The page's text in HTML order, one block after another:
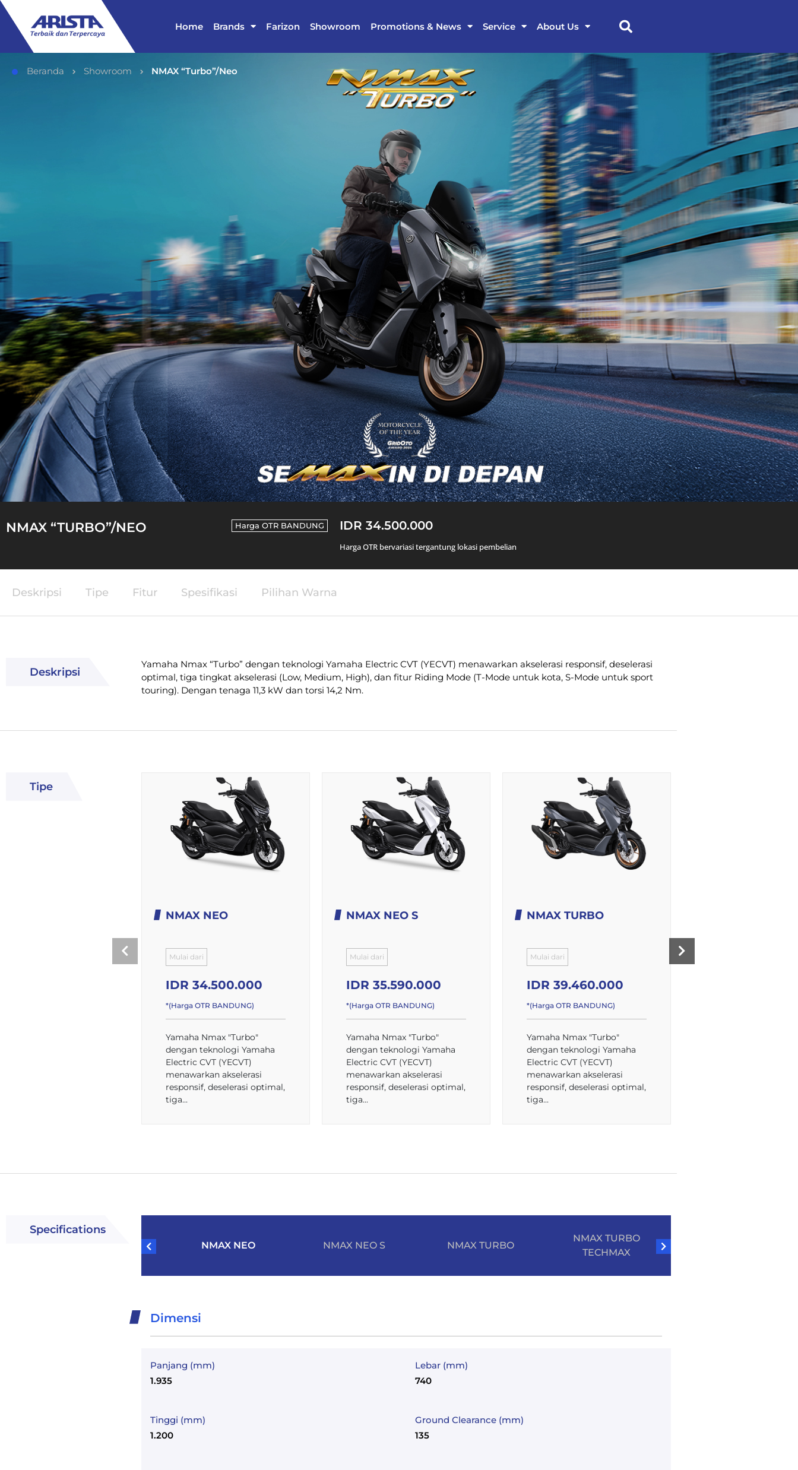
Home Brands Farizon Showroom Promotions & News Service About Us
Beranda Showroom NMAX “Turbo”/Neo
NMAX “TURBO”/NEO Harga OTR BANDUNG IDR 34.500.000
Harga OTR bervariasi tergantung lokasi pembelian
Deskripsi Tipe Fitur Spesifikasi Pilihan Warna
Deskripsi
Yamaha Nmax “Turbo” dengan teknologi Yamaha Electric CVT (YECVT) menawarkan akselerasi responsif, deselerasi
optimal, tiga tingkat akselerasi (Low, Medium, High), dan fitur Riding Mode (T-Mode untuk kota, S-Mode untuk sport
touring). Dengan tenaga 11,3 kW dan torsi 14,2 Nm.
Tipe
NMAX NEO
Mulai dari
IDR 34.500.000
*(Harga OTR BANDUNG)
Yamaha Nmax "Turbo"
dengan teknologi Yamaha
Electric CVT (YECVT)
menawarkan akselerasi
responsif, deselerasi optimal,
tiga...
NMAX NEO S
Mulai dari
IDR 35.590.000
*(Harga OTR BANDUNG)
Yamaha Nmax "Turbo"
dengan teknologi Yamaha
Electric CVT (YECVT)
menawarkan akselerasi
responsif, deselerasi optimal,
tiga...
NMAX TURBO
Mulai dari
IDR 39.460.000
*(Harga OTR BANDUNG)
Yamaha Nmax "Turbo"
dengan teknologi Yamaha
Electric CVT (YECVT)
menawarkan akselerasi
responsif, deselerasi optimal,
tiga...
Specifications
NMAX NEO NMAX NEO S NMAX TURBO
NMAX TURBO
TECHMAX
Dimensi
Panjang (mm)
1.935
Lebar (mm)
740
Tinggi (mm)
1.200
Ground Clearance (mm)
135